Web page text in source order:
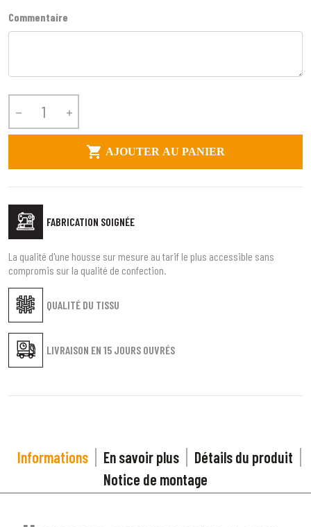
Commentaire
 
 AJOUTER AU PANIER
FABRICATION SOIGNÉE
QUALITÉ DU TISSU
LIVRAISON EN 15 JOURS OUVRÉS
La qualité d'une housse sur mesure au tarif le plus accessible sans
compromis sur la qualité de confection.
Informations En savoir plus
Détails du produit
Notice de montage